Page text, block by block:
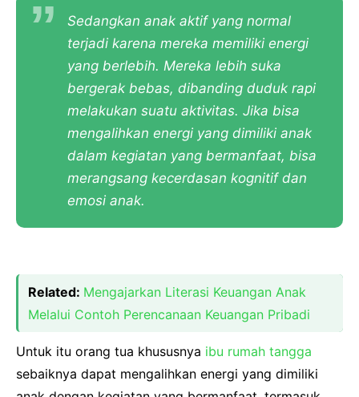
Sedangkan anak aktif yang normal
terjadi karena mereka memiliki energi
yang berlebih. Mereka lebih suka
bergerak bebas, dibanding duduk rapi
melakukan suatu aktivitas. Jika bisa
mengalihkan energi yang dimiliki anak
dalam kegiatan yang bermanfaat, bisa
merangsang kecerdasan kognitif dan
emosi anak.
Related: Mengajarkan Literasi Keuangan Anak
Melalui Contoh Perencanaan Keuangan Pribadi
Untuk itu orang tua khususnya ibu rumah tangga
sebaiknya dapat mengalihkan energi yang dimiliki